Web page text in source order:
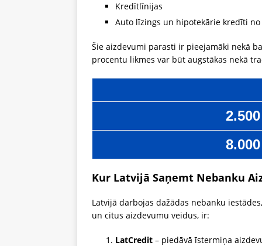
Kredītlīnijas
Auto līzings un hipotekārie kredīti
Šie aizdevumi parasti ir pieejamāki nekā
procentu likmes var būt augstākas nekā
2.500
8.000
Kur Latvijā Saņemt Nebanku
Latvijā darbojas dažādas nebanku
un citus aizdevumu veidus, ir:
LatCredit – piedāvā īstermiņa